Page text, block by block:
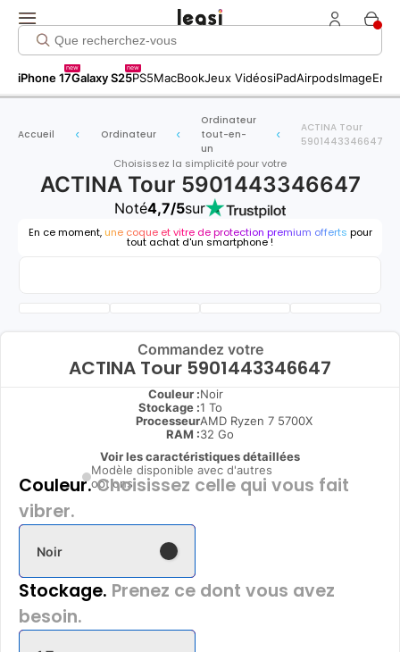
iPhone 17
new
Galaxy S25
new
PS5MacBookJeux VidéosiPadAirpodsImage
Accueil Ordinateur
Ordinateur
tout-en-
un
ACTINA Tour
5901443346647
Choisissez la simplicité pour votre
ACTINA Tour 5901443346647
Noté4,7/5sur
En ce moment, une coque et vitre de protection premium offerts pour
tout achat d'un smartphone !
Commandez votre
ACTINA Tour 5901443346647
Couleur :Noir
Stockage :1 To
ProcesseurAMD Ryzen 7 5700X
RAM :32 Go
Voir les caractéristiques détaillées
Modèle disponible avec d'autres
options
Couleur.Choisissez celle qui vous fait
vibrer.
Noir
Stockage. Prenez ce dont vous avez
besoin.